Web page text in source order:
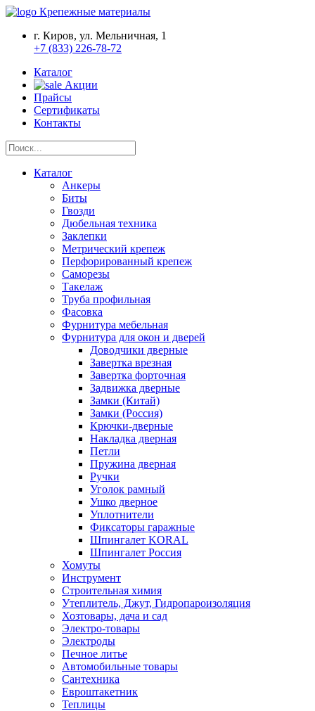
Крепежные материалы
г. Киров, ул. Мельничная, 1
+7 (833) 226-78-72
Каталог
Акции
Прайсы
Сертификаты
Контакты
Каталог
Анкеры
Биты
Гвозди
Дюбельная техника
Заклепки
Метрический крепеж
Перфорированный крепеж
Саморезы
Такелаж
Труба профильная
Фасовка
Фурнитура мебельная
Фурнитура для окон и дверей
Доводчики дверные
Завертка врезная
Завертка форточная
Задвижка дверные
Замки (Китай)
Замки (Россия)
Крючки-дверные
Накладка дверная
Петли
Пружина дверная
Ручки
Уголок рамный
Ушко дверное
Уплотнители
Фиксаторы гаражные
Шпингалет KORAL
Шпингалет Россия
Хомуты
Инструмент
Строительная химия
Утеплитель, Джут, Гидропароизоляция
Хозтовары, дача и сад
Электро-товары
Электроды
Печное литье
Автомобильные товары
Сантехника
Евроштакетник
Теплицы